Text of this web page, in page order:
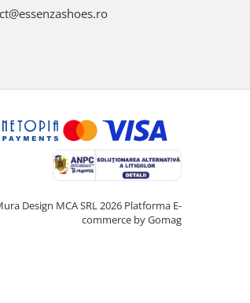
Design MCA SRL 2026 Platforma E-
commerce by Gomag